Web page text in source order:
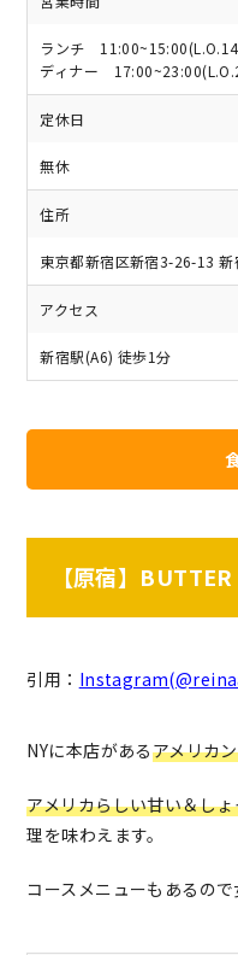
ランチ
ディナー
定休日
無休
住所
東京都新宿区新宿3-26-13 新
アクセス
新宿駅(A6) 徒歩1分
【原宿】
引用：
NYに本店があるアメリカ
アメリカらしい甘い＆し
理を味わえます。
コースメニューもあるので